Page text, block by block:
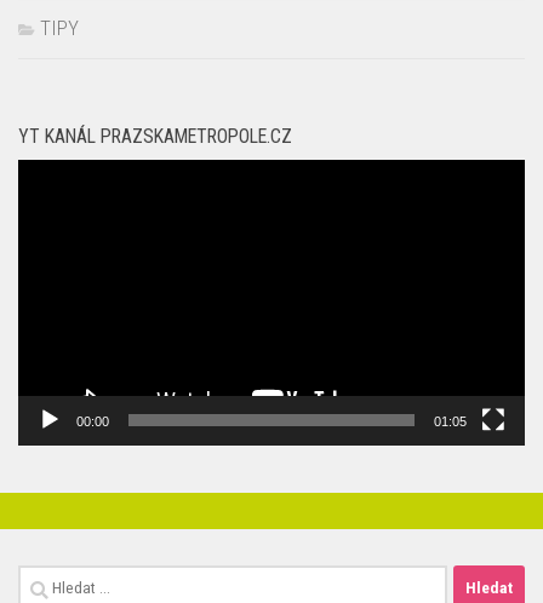
TIPY
YT KANÁL PRAZSKAMETROPOLE.CZ
00:00 01:05
Vyhledávání